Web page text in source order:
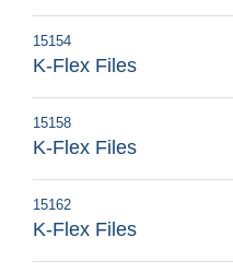
15154
K-Flex Files
15158
K-Flex Files
15162
K-Flex Files